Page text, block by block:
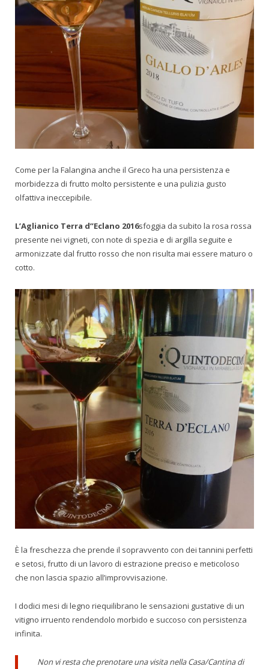
Come per la Falangina anche il Greco ha una persistenza e
morbidezza di frutto molto persistente e una pulizia gusto
olfattiva ineccepibile.
L’Aglianico Terra d’’Eclano 2016sfoggia da subito la rosa rossa
presente nei vigneti, con note di spezia e di argilla seguite e
armonizzate dal frutto rosso che non risulta mai essere maturo o
cotto.
È la freschezza che prende il sopravvento con dei tannini perfetti
e setosi, frutto di un lavoro di estrazione preciso e meticoloso
che non lascia spazio all’improvvisazione.
I dodici mesi di legno riequilibrano le sensazioni gustative di un
vitigno irruento rendendolo morbido e succoso con persistenza
infinita.
Non vi resta che prenotare una visita nella Casa/Cantina di